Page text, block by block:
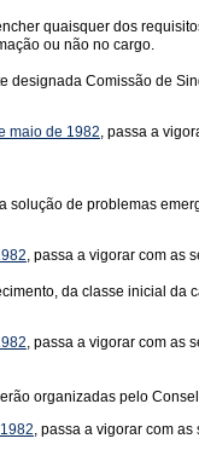
quaisquer dos
ou não no cargo.
designada Comissão de
maio de 1982, passa a
solução de problemas
, passa a vigorar com as
da classe inicial
, passa a vigorar com as
organizadas pelo
, passa a vigorar com